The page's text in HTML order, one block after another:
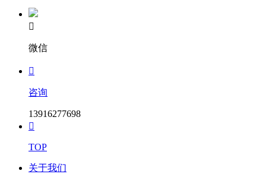

微信

咨询
13916277698

TOP
关于我们